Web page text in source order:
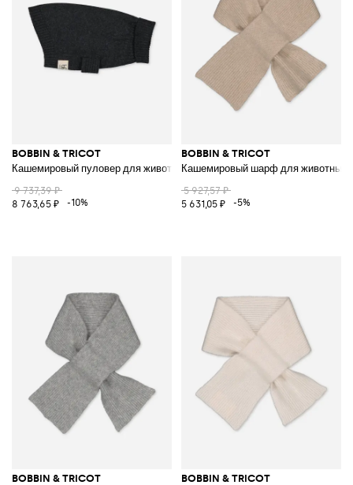
BOBBIN & TRICOT
Кашемировый пуловер для животных
9 737,39 ₽
8 763,65 ₽
-10%
BOBBIN & TRICOT
Кашемировый шарф для животных
5 927,57 ₽
5 631,05 ₽
-5%
BOBBIN & TRICOT BOBBIN & TRICOT